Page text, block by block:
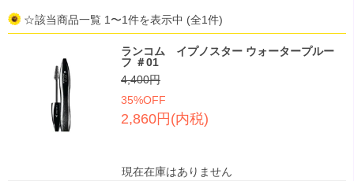
☆該当商品一覧 1〜1件を表示中 (全1件)
ランコム イプノスター ウォータープルー
フ ＃01
4,400円
35%OFF
2,860円(内税)
現在在庫はありません